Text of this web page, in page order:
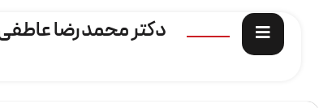
دکتر محمدرضا